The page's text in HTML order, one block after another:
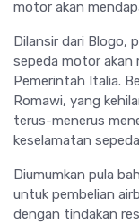
motor akan
Dilansir dari Blogo,
sepeda motor akan
Pemerintah Italia.
Romawi, yang
terus-menerus
keselamatan
Diumumkan pula
untuk pembelian
dengan tindakan